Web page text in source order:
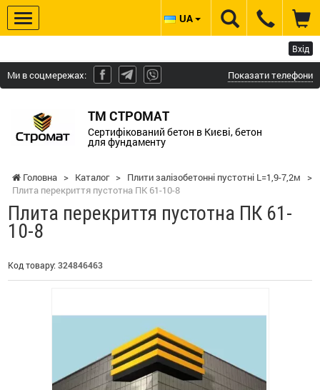
Вхід
Ми в соцмережах: Показати телефони
ТМ СТРОМАТ
Сертифікований бетон в Києві, бетон
для фундаменту
UA
Головна > Каталог > Плити залізобетонні пустотні L=1,9-7,2м
>
Плита перекриття пустотна ПК 61-10-8
Плита перекриття пустотна ПК 61-
10-8
Код товару: 324846463